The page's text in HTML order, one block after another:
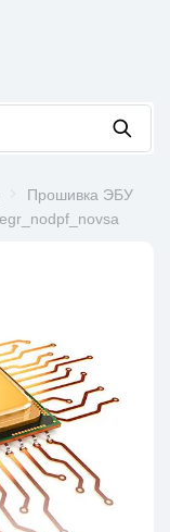
Прошивка ЭБУ